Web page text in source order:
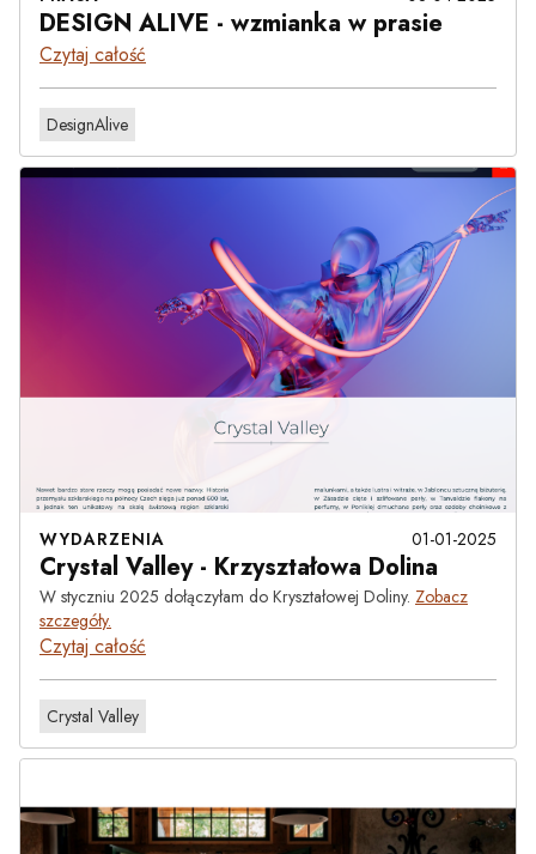
DESIGN ALIVE - wzmianka w prasie
Czytaj całość
DesignAlive
WYDARZENIA 01-01-2025
Crystal Valley - Krzyształowa Dolina
W styczniu 2025 dołączyłam do Kryształowej Doliny. Zobacz
szczegóły.
Czytaj całość
Crystal Valley